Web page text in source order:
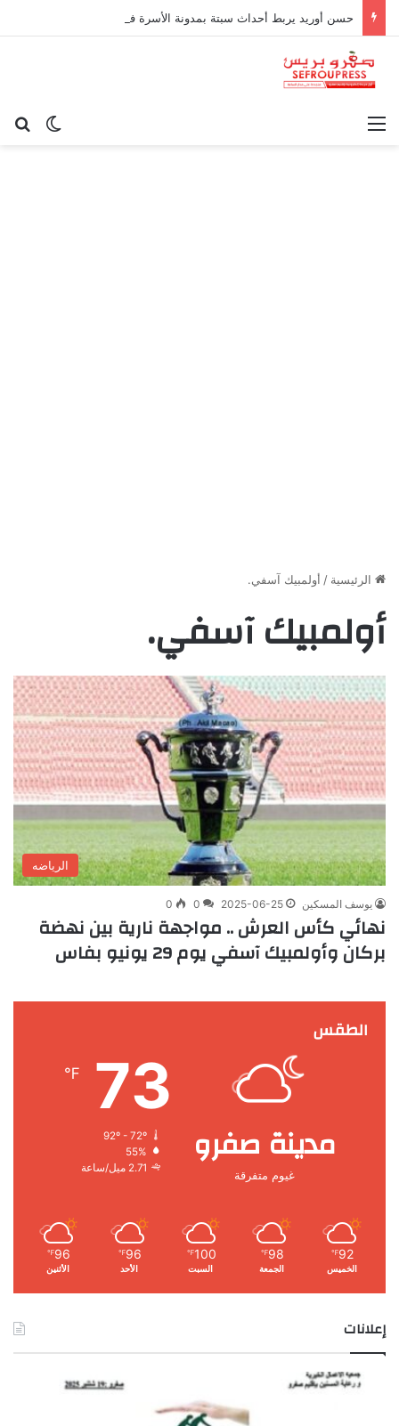
الوضع القائمة
الرئيسية / أولمبيك آسفي.
أولمبيك آسفي.
الرياضه
يوسف المسكين 2025-06-25
0
0
نهائي كأس العرش .. مواجهة نارية بين نهضة
بركان وأولمبيك آسفي يوم 29 يونيو بفاس
الطقس
مدينة صفرو
غيوم متفرقة
73
℉
92º - 72º
55%
2.71 ميل/ساعة
92
℉
الخميس
98
℉
الجمعة
100
℉
السبت
96
℉
الأحد
96
℉
الأثنين
إعلانات